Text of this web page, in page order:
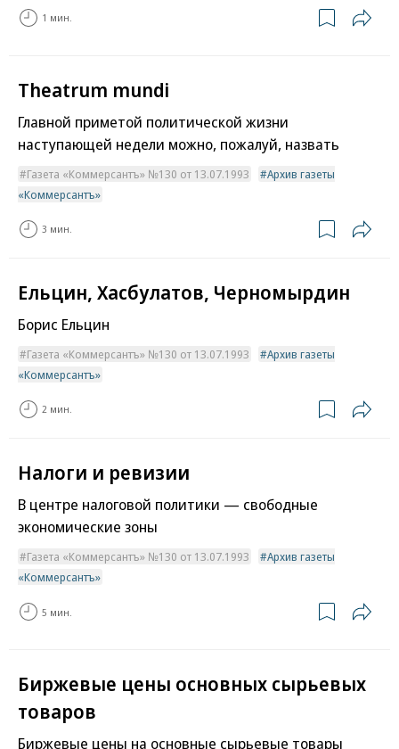
1 мин.
Theatrum mundi
Главной приметой политической жизни
наступающей недели можно, пожалуй, назвать
Газета «Коммерсантъ» №130 от 13.07.1993
Архив газеты
«Коммерсантъ»
3 мин.
Ельцин, Хасбулатов, Черномырдин
Борис Ельцин
Газета «Коммерсантъ» №130 от 13.07.1993
Архив газеты
«Коммерсантъ»
2 мин.
Налоги и ревизии
В центре налоговой политики — свободные
экономические зоны
Газета «Коммерсантъ» №130 от 13.07.1993
Архив газеты
«Коммерсантъ»
5 мин.
Биржевые цены основных сырьевых
товаров
Биржевые цены на основные сырьевые товары